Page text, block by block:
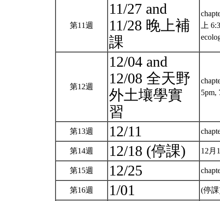
第11週
11/27 and
11/28 晚上補
課
上
第12週
12/04 and
12/08 全天野
外土壤學實
習
5pm,
第13週 12/11
第14週 12/18 (停課) 12月
第15週 12/25
第16週 1/01 (停